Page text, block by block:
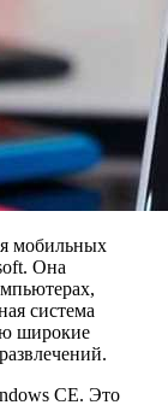
мобильных
Она
система
широкие
CE. Это